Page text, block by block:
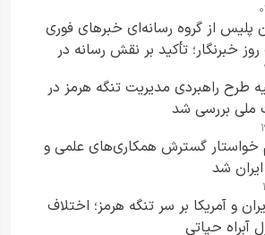
پلیس از گروه رسانه‌ای خبرهای فوری
خبرنگار؛ تأکید بر نقش رسانه در
عمومی
طرح راهبردی مدیریت تنگه هرمز در
ملی بررسی شد
گسترش همکاری‌های علمی و
شد
و آمریکا بر سر تنگه هرمز؛ اختلاف
آبراه حیاتی